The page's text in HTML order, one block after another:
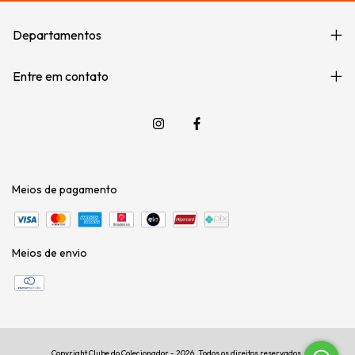
Departamentos
Entre em contato
Meios de pagamento
Meios de envio